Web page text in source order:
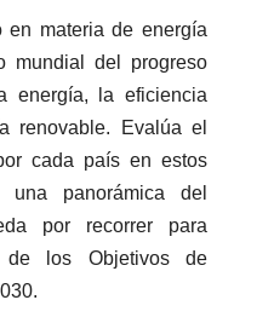
en materia de energía
mundial del progreso
energía, la eficiencia
renovable. Evalúa el
cada país en estos
panorámica del
por recorrer para
de los Objetivos de